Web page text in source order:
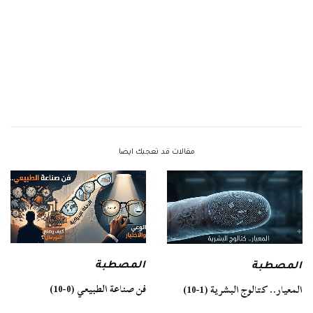
مقالات قد تعجبك ايضا
المصطبة
المعيار.. كتالوج البشرية (1-10)
المصطبة
فن صناعة الطبيعي (0-10)